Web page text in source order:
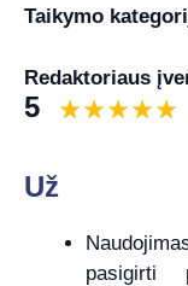
Taikymo
Redaktoriaus
5
Už
pasigirti